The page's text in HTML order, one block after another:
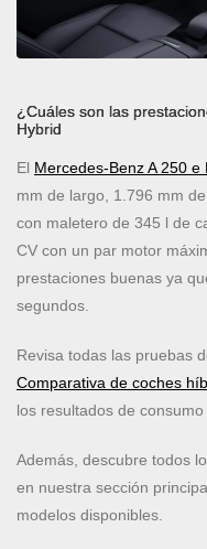
¿Cuáles son las
Hybrid
El Mercedes-Benz A 250 e
mm de largo, 1.796 mm
con maletero de 345 l de
CV con un par motor
prestaciones buenas ya
segundos.
Revisa todas las pruebas
Comparativa de coches
los resultados de consumo
Además, descubre todos
en nuestra sección
modelos disponibles.